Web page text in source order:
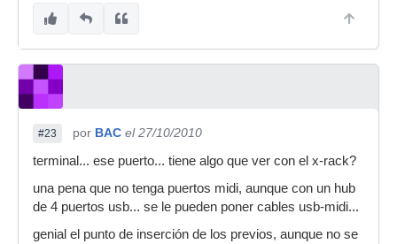
#23 por BAC el 27/10/2010
terminal... ese puerto... tiene algo que ver con el x-rack?
una pena que no tenga puertos midi, aunque con un hub
de 4 puertos usb... se le pueden poner cables usb-midi...
genial el punto de inserción de los previos, aunque no se